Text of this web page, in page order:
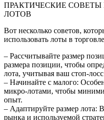
ПРАКТИЧЕСКИЕ
ЛОТОВ
Вот несколько советов,
использовать лоты в
– Рассчитывайте размер
размера позиции, чтобы
лота, учитывая ваш стоп-
– Начинайте с малого:
микро-лотами, чтобы
опыт.
– Адаптируйте размер лота:
рынка и используемой